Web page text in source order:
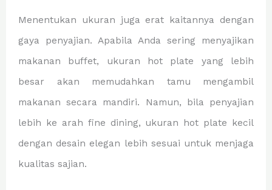
Menentukan ukuran juga erat kaitannya dengan
gaya penyajian. Apabila Anda sering menyajikan
makanan buffet, ukuran hot plate yang lebih
besar akan memudahkan tamu mengambil
makanan secara mandiri. Namun, bila penyajian
lebih ke arah fine dining, ukuran hot plate kecil
dengan desain elegan lebih sesuai untuk menjaga
kualitas sajian.